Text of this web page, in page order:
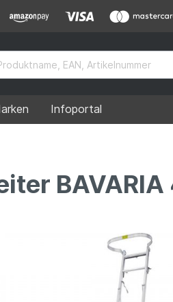
Infoportal
BAVARIA